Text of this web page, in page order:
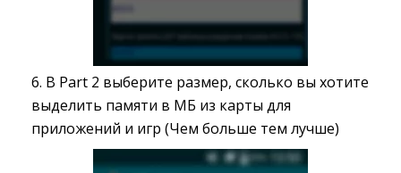
6. В Part 2 выберите размер, сколько вы хотите
выделить памяти в МБ из карты для
приложений и игр (Чем больше тем лучше)